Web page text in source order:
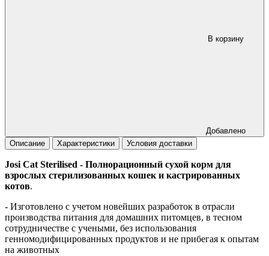
В корзину
Добавлено
Описание
Характеристики Условия доставки
Josi Cat Sterilised - Полнорационный сухой корм для
взрослых стерилизованных кошек и кастрированных
котов.
- Изготовлено с учетом новейших разработок в отрасли
производства питания для домашних питомцев, в тесном
сотрудничестве с учеными, без использования
генномодифицированных продуктов и не прибегая к опытам
на животных